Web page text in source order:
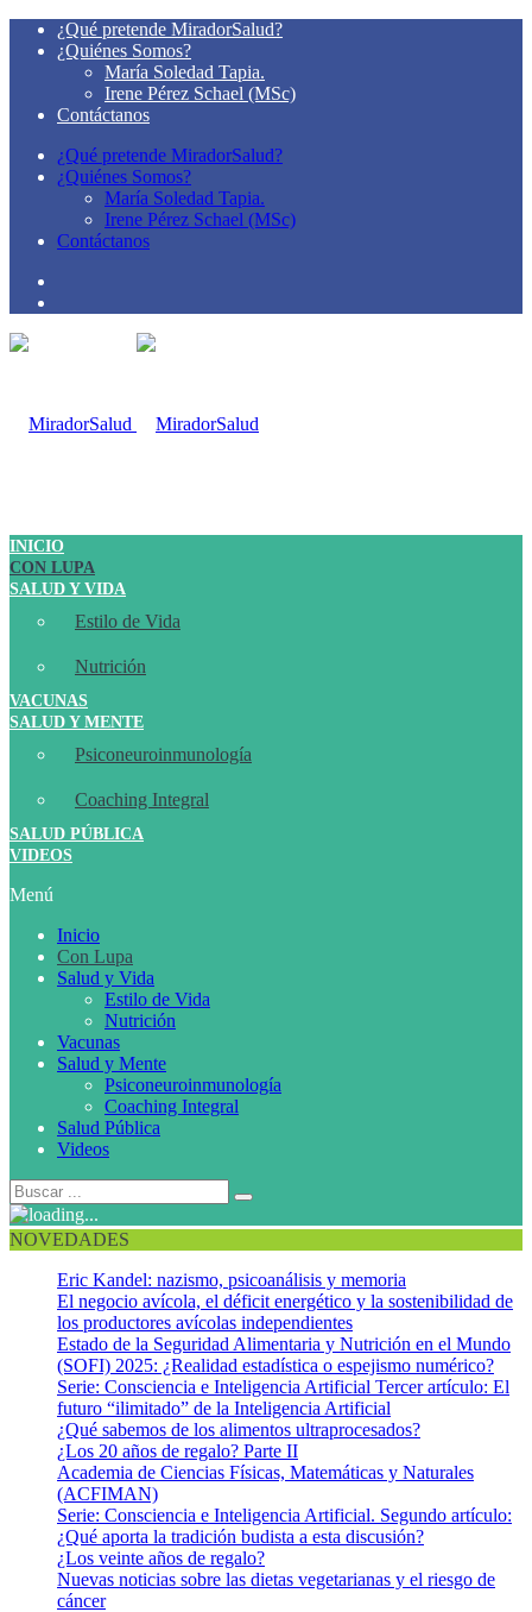
¿Qué pretende MiradorSalud?
¿Quiénes Somos?
María Soledad Tapia.
Irene Pérez Schael (MSc)
Contáctanos
¿Qué pretende MiradorSalud?
¿Quiénes Somos?
María Soledad Tapia.
Irene Pérez Schael (MSc)
Contáctanos
INICIO
CON LUPA
SALUD Y VIDA
Estilo de Vida
Nutrición
VACUNAS
SALUD Y MENTE
Psiconeuroinmunología
Coaching Integral
SALUD PÚBLICA
VIDEOS
Menú
Inicio
Con Lupa
Salud y Vida
Estilo de Vida
Nutrición
Vacunas
Salud y Mente
Psiconeuroinmunología
Coaching Integral
Salud Pública
Videos
NOVEDADES
Eric Kandel: nazismo, psicoanálisis y memoria
El negocio avícola, el déficit energético y la sostenibilidad de
los productores avícolas independientes
Estado de la Seguridad Alimentaria y Nutrición en el Mundo
(SOFI) 2025: ¿Realidad estadística o espejismo numérico?
Serie: Consciencia e Inteligencia Artificial Tercer artículo: El
futuro “ilimitado” de la Inteligencia Artificial
¿Qué sabemos de los alimentos ultraprocesados?
¿Los 20 años de regalo? Parte II
Academia de Ciencias Físicas, Matemáticas y Naturales
(ACFIMAN)
Serie: Consciencia e Inteligencia Artificial. Segundo artículo:
¿Qué aporta la tradición budista a esta discusión?
¿Los veinte años de regalo?
Nuevas noticias sobre las dietas vegetarianas y el riesgo de
cáncer